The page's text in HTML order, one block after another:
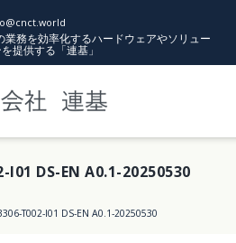
務を効率化するハードウェアやソリュー
提供する「連基」
I01 DS-EN A0.1-20250530
T002-I01 DS-EN A0.1-20250530